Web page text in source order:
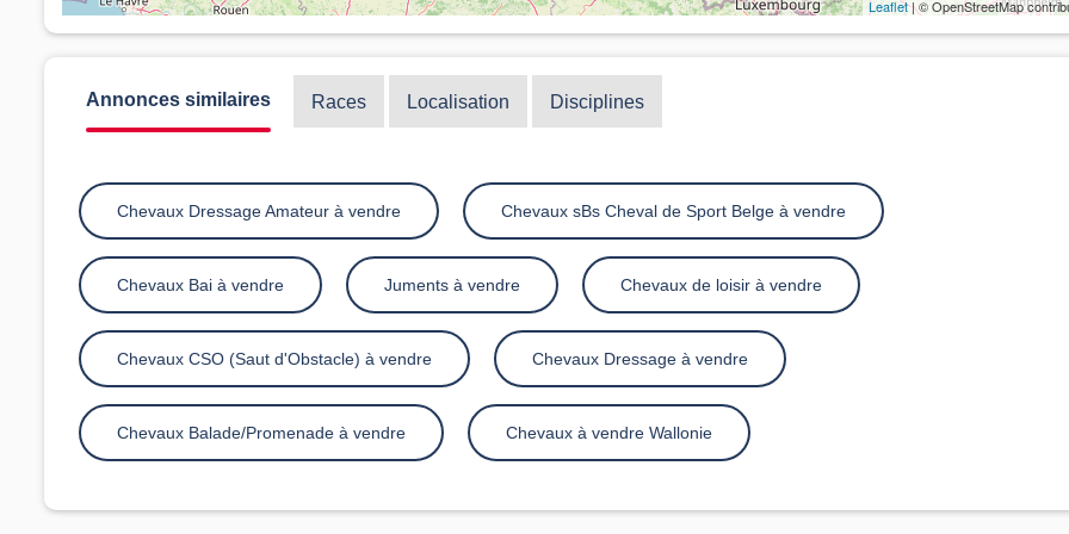
Leaflet| © OpenStreetMap
Annonces similaires Races Localisation Disciplines
Chevaux Dressage Amateur à vendre Chevaux sBs Cheval de Sport Belge à vendre
Chevaux Bai à vendre Juments à vendre Chevaux de loisir à vendre
Chevaux CSO (Saut d'Obstacle) à vendre Chevaux Dressage à vendre
Chevaux Balade/Promenade à vendre Chevaux à vendre Wallonie